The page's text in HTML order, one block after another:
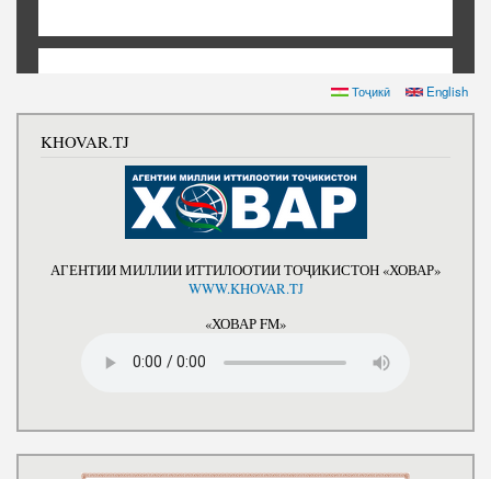
Тоҷикӣ English
KHOVAR.TJ
АГЕНТИИ МИЛЛИИ ИТТИЛООТИИ ТОҶИКИСТОН «ХОВАР»
WWW.KHOVAR.TJ
«ХОВАР FM»